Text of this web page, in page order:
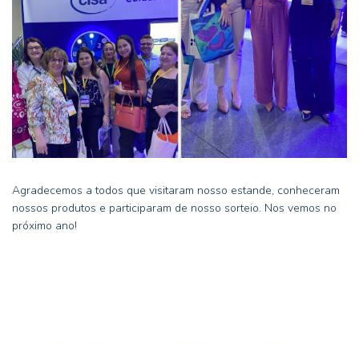
Agradecemos a todos que visitaram nosso estande, conheceram
nossos produtos e participaram de nosso sorteio. Nos vemos no
próximo ano!